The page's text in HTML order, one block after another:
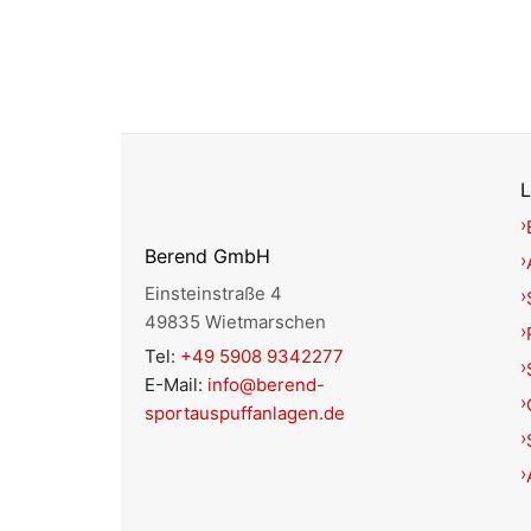
Berend GmbH
Einsteinstraße 4
49835 Wietmarschen
Tel: +49 5908 9342277
E-Mail: info@berend-
sportauspuffanlagen.de